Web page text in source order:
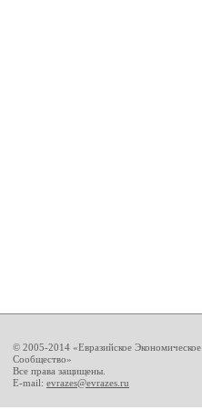
© 2005-2014 «Евразийское Экономическое
Сообщество»
Все права защищены.
E-mail: evrazes@evrazes.ru